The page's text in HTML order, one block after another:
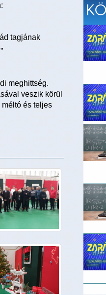
tagjának
meghittség.
veszik körül
és teljes